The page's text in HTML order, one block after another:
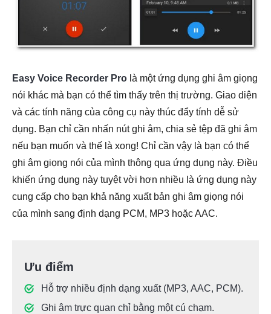
Easy Voice Recorder Pro là một ứng dụng ghi âm giọng
nói khác mà bạn có thể tìm thấy trên thị trường. Giao diện
và các tính năng của công cụ này thúc đẩy tính dễ sử
dụng. Bạn chỉ cần nhấn nút ghi âm, chia sẻ tệp đã ghi âm
nếu bạn muốn và thế là xong! Chỉ cần vậy là bạn có thể
ghi âm giọng nói của mình thông qua ứng dụng này. Điều
khiến ứng dụng này tuyệt vời hơn nhiều là ứng dụng này
cung cấp cho bạn khả năng xuất bản ghi âm giọng nói
của mình sang định dạng PCM, MP3 hoặc AAC.
Ưu điểm
Hỗ trợ nhiều định dạng xuất (MP3, AAC, PCM).
Ghi âm trực quan chỉ bằng một cú chạm.